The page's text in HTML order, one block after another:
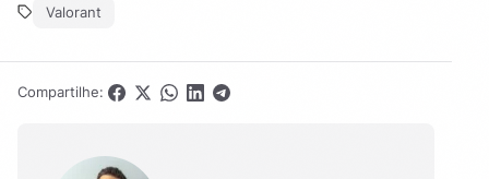
Valorant
Compartilhe: